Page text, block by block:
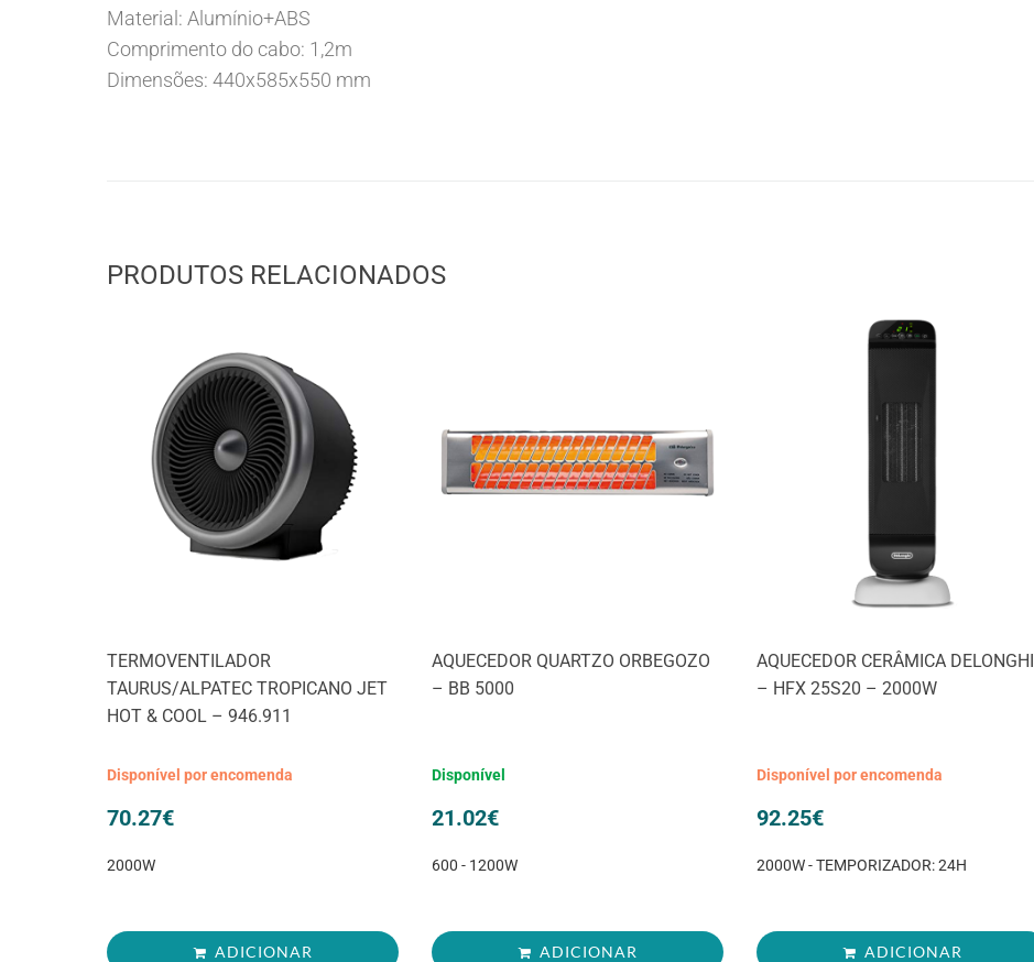
Material: Alumínio+ABS
Comprimento do cabo: 1,2m
Dimensões: 440x585x550 mm
PRODUTOS RELACIONADOS
TERMOVENTILADOR
TAURUS/ALPATEC TROPICANO JET
HOT & COOL – 946.911
Disponível por encomenda
70.27€
2000W
ADICIONAR
AQUECEDOR QUARTZO ORBEGOZO
– BB 5000
Disponível
21.02€
600 - 1200W
ADICIONAR
AQUECEDOR CERÂMICA DELONGHI
– HFX 25S20 – 2000W
Disponível por encomenda
92.25€
2000W - TEMPORIZADOR: 24H
ADICIONAR